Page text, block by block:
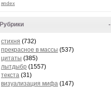
яndex
-
Рубрики
стихня (732)
прекрасное в массы (537)
цитаты (385)
лытдыбр (1557)
текста (31)
визуализация мифа (147)